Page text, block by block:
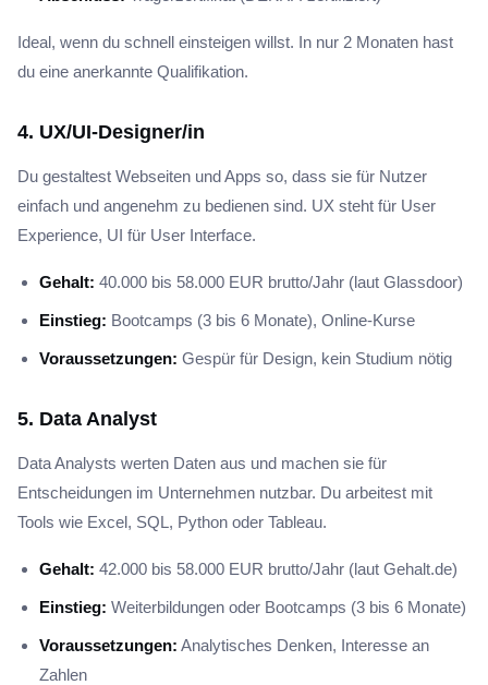
Ideal, wenn du schnell einsteigen willst. In nur 2 Monaten hast
du eine anerkannte Qualifikation.
4. UX/UI-Designer/in
Du gestaltest Webseiten und Apps so, dass sie für Nutzer
einfach und angenehm zu bedienen sind. UX steht für User
Experience, UI für User Interface.
Gehalt: 40.000 bis 58.000 EUR brutto/Jahr (laut Glassdoor)
Einstieg: Bootcamps (3 bis 6 Monate), Online-Kurse
Voraussetzungen: Gespür für Design, kein Studium nötig
5. Data Analyst
Data Analysts werten Daten aus und machen sie für
Entscheidungen im Unternehmen nutzbar. Du arbeitest mit
Tools wie Excel, SQL, Python oder Tableau.
Gehalt: 42.000 bis 58.000 EUR brutto/Jahr (laut Gehalt.de)
Einstieg: Weiterbildungen oder Bootcamps (3 bis 6 Monate)
Voraussetzungen: Analytisches Denken, Interesse an
Zahlen